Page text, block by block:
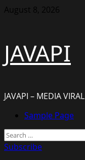
Skip
August 8, 2026
JAVAPI
JAVAPI – MEDIA VIRAL
PrimarySample Page
Search
for:
Subscribe